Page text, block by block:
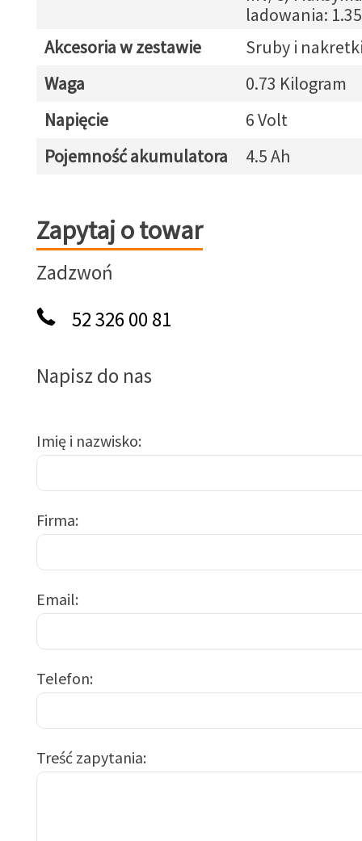
ladowania:
Akcesoria w zestawie
Sruby i
Waga
0.73 Kilogram
Napięcie
6 Volt
Pojemność akumulatora
4.5 Ah
Zapytaj o towar
Zapytaj o towar
Zadzwoń
52 326 00 81
Napisz do nas
Imię i nazwisko
Firma
Email
Telefon
Treść zapytania